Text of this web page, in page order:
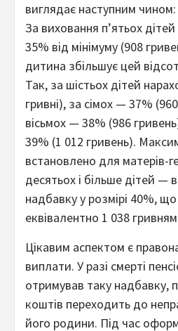
виглядає наступним чином:
За виховання п’ятьох
35% від мінімуму (908
дитина збільшує цей
Так, за шістьох дітей
гривні), за сімох — 37%
вісьмох — 38% (986
39% (1 012 гривень).
встановлено для матерів-
десятьох і більше дітей —
надбавку у розмірі 40%, що
еквівалентно 1 038
Цікавим аспектом є
виплати. У разі смерті
отримував таку надбавку,
коштів переходить до
його родини. Під час